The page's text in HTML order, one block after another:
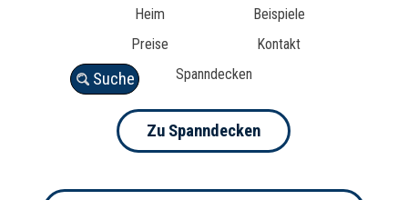
Heim
Beispiele
Preise
Kontakt
Spanndecken
Suche
Zu Spanndecken